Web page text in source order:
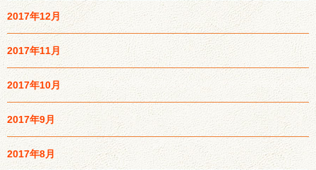
2017年12月
2017年11月
2017年10月
2017年9月
2017年8月